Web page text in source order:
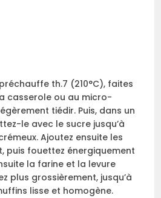
th.7 (210°C), faites
casserole ou au micro-
tiédir. Puis, dans un
le avec le sucre jusqu’à
Ajoutez ensuite les
puis fouettez énergiquement
la farine et la levure
plus grossièrement, jusqu’à
lisse et homogène.